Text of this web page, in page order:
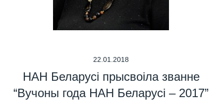
22.01.2018
НАН Беларусі прысвоіла званне
“Вучоны года НАН Беларусі – 2017”